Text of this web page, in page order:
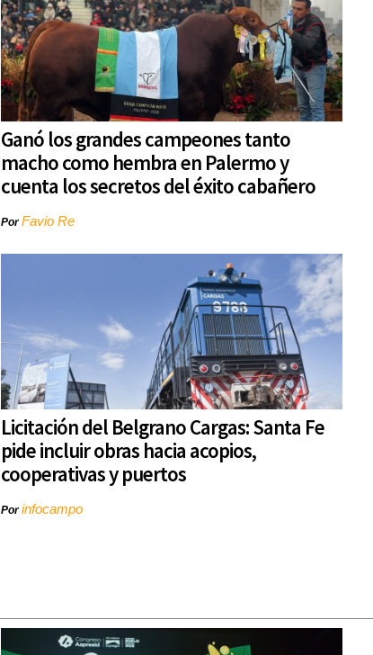
Ganó los grandes campeones tanto
macho como hembra en Palermo y
cuenta los secretos del éxito cabañero
PorFavio Re
Licitación del Belgrano Cargas: Santa Fe
pide incluir obras hacia acopios,
cooperativas y puertos
Porinfocampo